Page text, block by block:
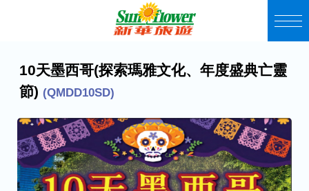
10天墨西哥(探索瑪雅文化、年度盛典亡靈
節) (QMDD10SD)